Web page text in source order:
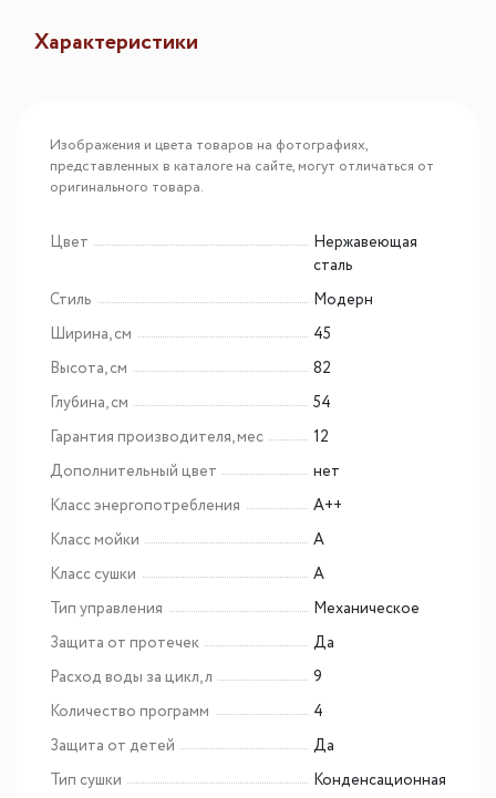
Характеристики
Изображения и цвета товаров на фотографиях,
представленных в каталоге на сайте, могут отличаться от
оригинального товара.
Цвет
Нержавеющая
сталь
Стиль
Модерн
Ширина, см
45
Высота, см
82
Глубина, см
54
Гарантия производителя, мес
12
Дополнительный цвет
нет
Класс энергопотребления
A++
Класс мойки
A
Класс сушки
A
Тип управления
Механическое
Защита от протечек
Да
Расход воды за цикл, л
9
Количество программ
4
Защита от детей
Да
Тип сушки
Конденсационная